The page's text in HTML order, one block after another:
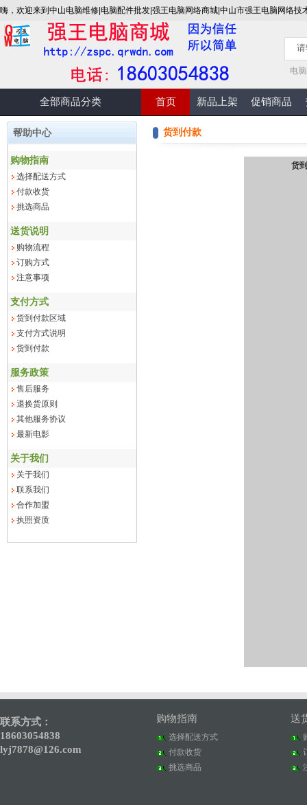
嗨，欢迎来到中山电脑维修|电脑配件批发|强王电脑网络商城|中山市强王电脑网络技
电
全部商品分类 首页 新品上架 促销商品
帮助中心
购物指南
选择配送方式
付款收货
挑选商品
送货说明
购物流程
订购方式
注意事项
支付方式
货到付款区域
支付方式说明
货到付款
服务政策
售后服务
退换货原则
其他服务协议
最新电影
关于我们
关于我们
联系我们
合作加盟
执照资质
货到付款
货
联系方式：
18603054838
lyj7878@126.com
购物指南
选择配送方式
付款收货
挑选商品
送